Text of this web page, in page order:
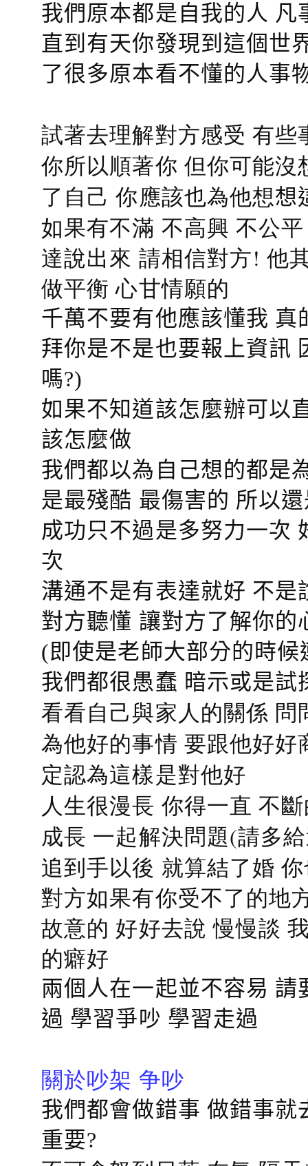
我們原本都是自我的人
直到有天你發現到這個世
了很多原本看不懂的人事
試著去理解對方感受 有
你所以順著你 但你可能
了自己 你應該也為他想想
如果有不滿 不高興 不公
達說出來 請相信對方! 他
做平衡 心甘情願的
千萬不要有他應該懂我
拜你是不是也要報上資訊
嗎?)
如果不知道該怎麼辦可以
該怎麼做
我們都以為自己想的都是
是最殘酷 最傷害的 所以
成功只不過是多努力一次
次
溝通不是有表達就好 不
對方聽懂 讓對方了解你
(即使是老師大部分的時候
我們都很愚蠢 暗示或是
看看自己與家人的關係
為他好的事情 要跟他好
定認為這樣是對他好
人生很漫長 你得一直 不
成長 一起解決問題(請多
追到手以後 就算結了婚
對方如果有你受不了的地
故意的 好好去說 慢慢談
的癖好
兩個人在一起並不容易
過 學習爭吵 學習走過
關於吵架 争吵
我們都會做錯事 做錯事
重要?